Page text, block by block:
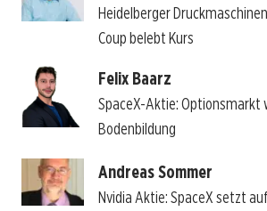
Heidelberger
Coup belebt Kurs
Felix Baarz
SpaceX-Aktie:
Bodenbildung
Andreas Sommer
Nvidia Aktie: SpaceX setzt